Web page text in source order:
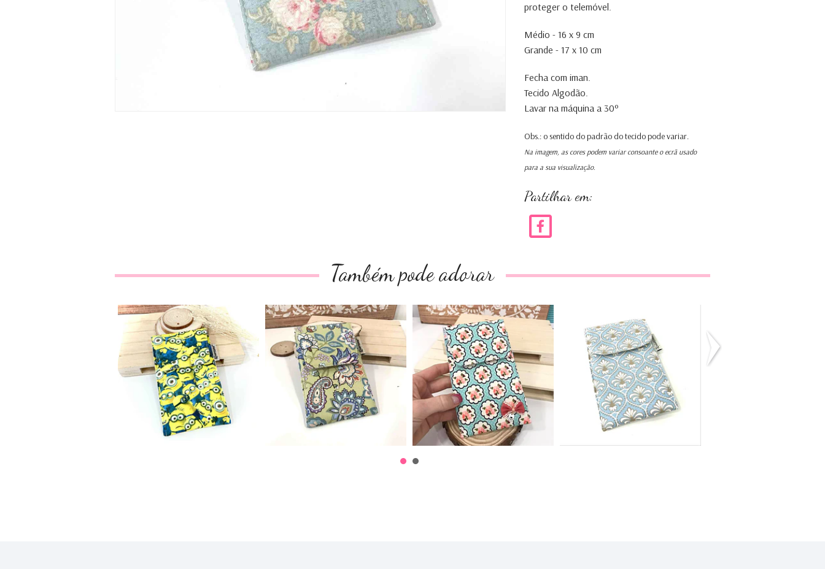
proteger o telemóvel.
Médio - 16 x 9 cm
Grande - 17 x 10 cm
Fecha com iman.
Tecido Algodão.
Lavar na máquina a 30º
Obs.: o sentido do padrão do tecido pode variar.
Na imagem, as cores podem variar consoante o ecrã usado
para a sua visualização.
Partilhar em:
Também pode adorar
Bolsa Telemóvel
12,50€
Bolsa Telemóvel
12,50€
Bolsa Telemóvel
12,50€
Bolsa Telemóvel
12,50€